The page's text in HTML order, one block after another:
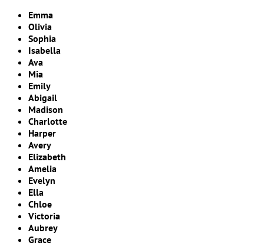
Emma
Olivia
Sophia
Isabella
Ava
Mia
Emily
Abigail
Madison
Charlotte
Harper
Avery
Elizabeth
Amelia
Evelyn
Ella
Chloe
Victoria
Aubrey
Grace